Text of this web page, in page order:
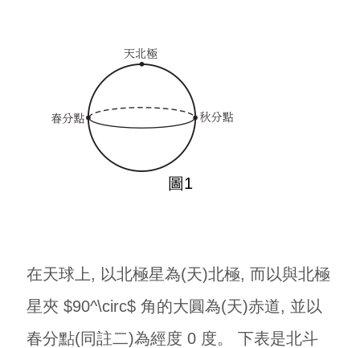
圖1
在天球上, 以北極星為(天)北極, 而以與北極
星夾 $90^\circ$ 角的大圓為(天)赤道, 並以
春分點(同註二)為經度 0 度。 下表是北斗